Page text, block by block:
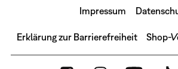
Impressum
Erklärung zur Barrierefreiheit Shop-